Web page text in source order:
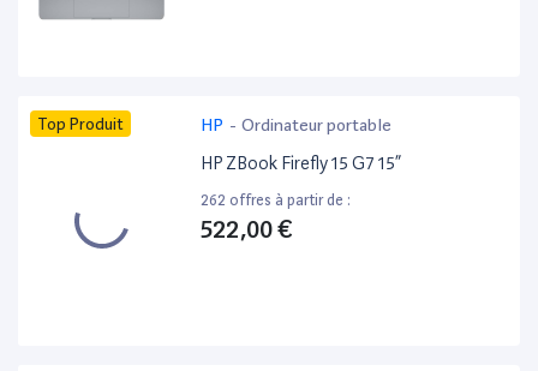
Top Produit HP - Ordinateur portable
HP ZBook Firefly 15 G7 15”
262 offres à partir de :
522,00 €